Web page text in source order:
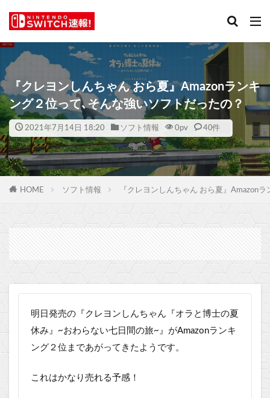
『クレヨンしんちゃん おら夏』Amazonランキ
ング２位って､そんな強いソフトだったの？
2021年7月14日 18:20 ソフト情報 0pv 40件
HOME ソフト情報 『クレヨンしんちゃん おら夏』Amazon
明日発売の『クレヨンしんちゃん『オラと博士の夏
休み』~おわらない七日間の旅~』がAmazonランキ
ング２位まであがってきたようです。
これはかなり売れる予感！